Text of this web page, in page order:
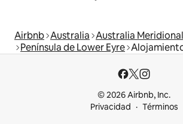
Airbnb Australia Australia Meridional
Península de Lower Eyre
© 2026 Airbnb, Inc.
Privacidad
Términos